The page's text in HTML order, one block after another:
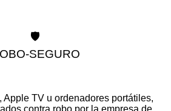
🛡️
SEGURO
Apple TV u ordenadores portátiles,
contra robo por la empresa de